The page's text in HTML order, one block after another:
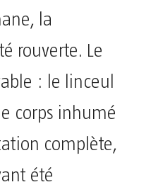
la
rouverte. Le
: le linceul
corps inhumé
complète,
été